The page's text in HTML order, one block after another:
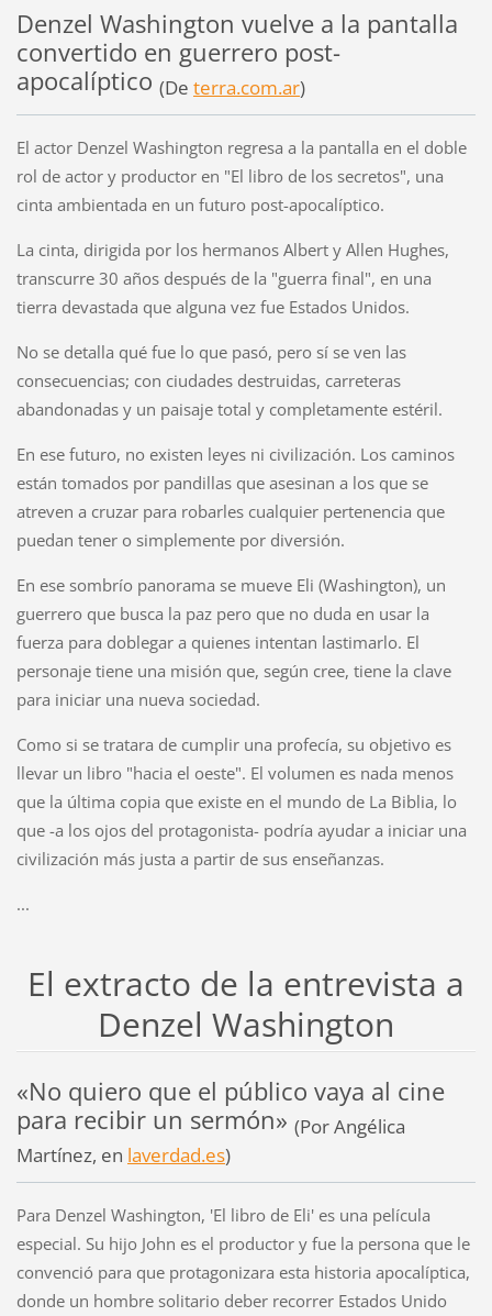
Denzel Washington vuelve a la pantalla
convertido en guerrero post-
apocalíptico (De terra.com.ar)
El actor Denzel Washington regresa a la pantalla en el doble
rol de actor y productor en "El libro de los secretos", una
cinta ambientada en un futuro post-apocalíptico.
La cinta, dirigida por los hermanos Albert y Allen Hughes,
transcurre 30 años después de la "guerra final", en una
tierra devastada que alguna vez fue Estados Unidos.
No se detalla qué fue lo que pasó, pero sí se ven las
consecuencias; con ciudades destruidas, carreteras
abandonadas y un paisaje total y completamente estéril.
En ese futuro, no existen leyes ni civilización. Los caminos
están tomados por pandillas que asesinan a los que se
atreven a cruzar para robarles cualquier pertenencia que
puedan tener o simplemente por diversión.
En ese sombrío panorama se mueve Eli (Washington), un
guerrero que busca la paz pero que no duda en usar la
fuerza para doblegar a quienes intentan lastimarlo. El
personaje tiene una misión que, según cree, tiene la clave
para iniciar una nueva sociedad.
Como si se tratara de cumplir una profecía, su objetivo es
llevar un libro "hacia el oeste". El volumen es nada menos
que la última copia que existe en el mundo de La Biblia, lo
que -a los ojos del protagonista- podría ayudar a iniciar una
civilización más justa a partir de sus enseñanzas.
...
El extracto de la entrevista a
Denzel Washington
«No quiero que el público vaya al cine
para recibir un sermón» (Por Angélica
Martínez, en laverdad.es)
Para Denzel Washington, 'El libro de Eli' es una película
especial. Su hijo John es el productor y fue la persona que le
convenció para que protagonizara esta historia apocalíptica,
donde un hombre solitario deber recorrer Estados Unido